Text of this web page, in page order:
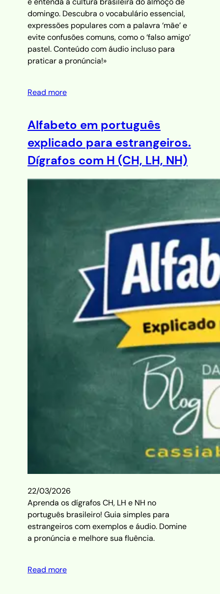
domingo. Descubra o vocabulário essencial,
expressões populares com a palavra ‘mãe’ e
evite confusões comuns, como o ‘falso amigo’
pastel. Conteúdo com áudio incluso para
praticar a pronúncia!»
Read more
Alfabeto em português
explicado para estrangeiros.
Dígrafos com H (CH, LH, NH)
22/03/2026
Aprenda os dígrafos CH, LH e NH no
português brasileiro! Guia simples para
estrangeiros com exemplos e áudio. Domine
a pronúncia e melhore sua fluência.
Read more